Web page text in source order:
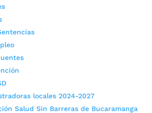
locales 2024-2027
Salud Sin Barreras de Bucaramanga
con su programa Extensión y